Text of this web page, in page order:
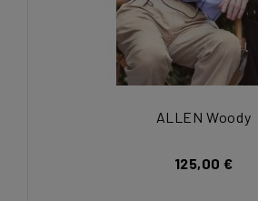
ALLEN Woody
125,00 €